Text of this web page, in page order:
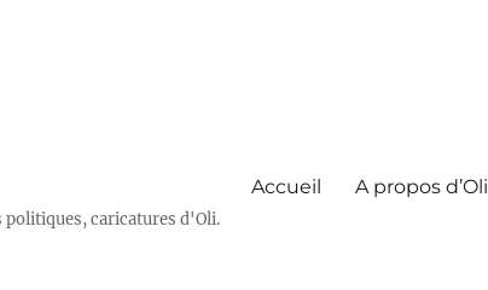
caricatures d'Oli.
Accueil A propos d’Oli